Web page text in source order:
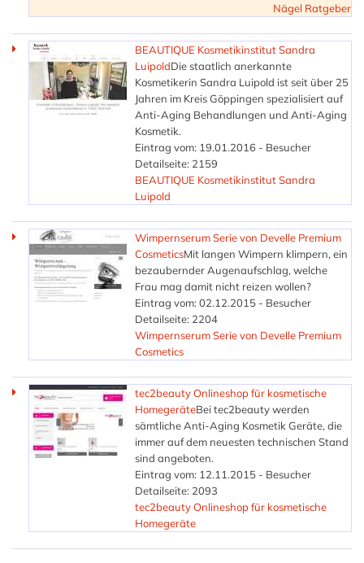
Nägel Ratgeber
BEAUTIQUE Kosmetikinstitut Sandra
LuipoldDie staatlich anerkannte
Kosmetikerin Sandra Luipold ist seit über 25
Jahren im Kreis Göppingen spezialisiert auf
Anti-Aging Behandlungen und Anti-Aging
Kosmetik.
Eintrag vom: 19.01.2016 - Besucher
Detailseite: 2159
BEAUTIQUE Kosmetikinstitut Sandra
Luipold
Wimpernserum Serie von Develle Premium
CosmeticsMit langen Wimpern klimpern, ein
bezaubernder Augenaufschlag, welche
Frau mag damit nicht reizen wollen?
Eintrag vom: 02.12.2015 - Besucher
Detailseite: 2204
Wimpernserum Serie von Develle Premium
Cosmetics
tec2beauty Onlineshop für kosmetische
HomegeräteBei tec2beauty werden
sämtliche Anti-Aging Kosmetik Geräte, die
immer auf dem neuesten technischen Stand
sind angeboten.
Eintrag vom: 12.11.2015 - Besucher
Detailseite: 2093
tec2beauty Onlineshop für kosmetische
Homegeräte